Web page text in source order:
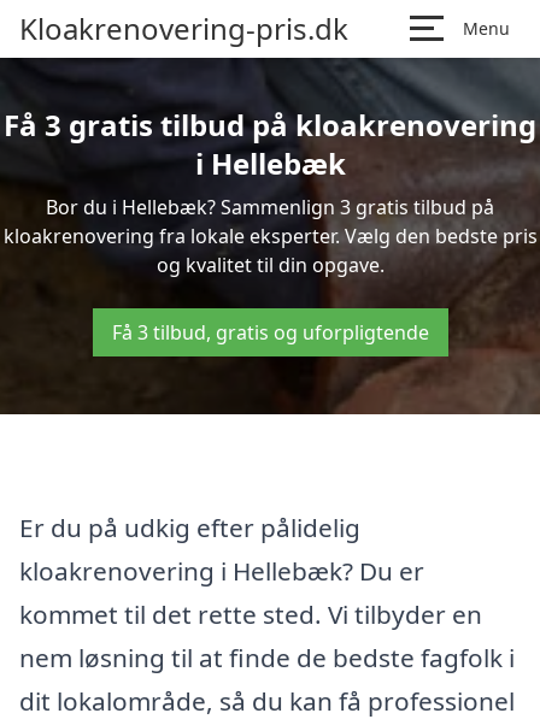
Kloakrenovering-pris.dk Menu
Få 3 gratis tilbud på kloakrenovering
i Hellebæk
Bor du i Hellebæk? Sammenlign 3 gratis tilbud på
kloakrenovering fra lokale eksperter. Vælg den bedste pris
og kvalitet til din opgave.
Få 3 tilbud, gratis og uforpligtende
Er du på udkig efter pålidelig
kloakrenovering i Hellebæk? Du er
kommet til det rette sted. Vi tilbyder en
nem løsning til at finde de bedste fagfolk i
dit lokalområde, så du kan få professionel